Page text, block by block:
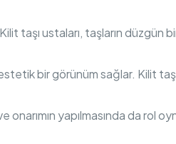
taşı ustaları, taşların
estetik bir görünüm sağlar. Kilit
onarımın yapılmasında da